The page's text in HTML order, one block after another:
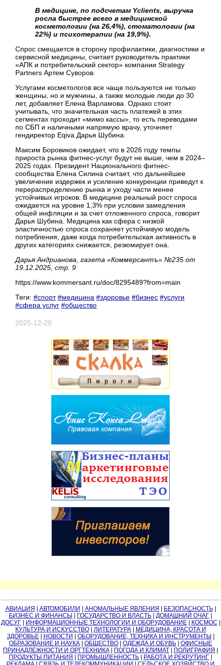
В медицине, по подсчетам Yclients, выручка
росла быстрее всего в медицинской
косметологии (на 26,4%), стоматологии (на
22%) и психотерапии (на 19,9%).
Спрос смещается в сторону профилактики, диагностики и
сервисной медицины, считает руководитель практики
«АПК и потребительский сектор» компании Strategy
Partners Артем Суворов.
Услугами косметологов все чаще пользуются не только
женщины, но и мужчины, а также молодые люди до 30
лет, добавляет Елена Варламова. Однако стоит
учитывать, что значительная часть платежей в этих
сегментах проходит «мимо кассы», то есть переводами
по СБП и наличными напрямую врачу, уточняет
гендиректор Eqiva Дарья Шубина.
Максим Боровиков ожидает, что в 2026 году темпы
прироста рынка фитнес-услуг будут не выше, чем в 2024–
2025 годах. Президент Национального фитнес-
сообщества Елена Силина считает, что дальнейшее
увеличение издержек и усиление конкуренции приведут к
перераспределению рынка и уходу части менее
устойчивых игроков. В медицине реальный рост спроса
ожидается на уровне 1,3% при условии замедления
общей инфляции и за счет отложенного спроса, говорит
Дарья Шубина. Медицина как сфера с низкой
эластичностью спроса сохраняет устойчивую модель
потребления, даже когда потребительская активность в
других категориях снижается, резюмирует она.
Дарья Андрианова, газета «Коммерсантъ» №235 от
19.12.2025, стр. 9
https://www.kommersant.ru/doc/8295489?from=main
Теги: #спорт #медицина #здоровье #бизнес #услуги
#сфера услуг #общество
2025-12-20
АВИАЦИЯ | АВТОМОБИЛИ | АНОМАЛЬНЫЕ ЯВЛЕНИЯ | БЕЗОПАСНОСТЬ|
БИЗНЕС И ФИНАНСЫ | ГОСУДАРСТВО И ВЛАСТЬ | ДОМАШНИЙ ОЧАГ |
ДОСУГ| ИНФОРМАЦИОННЫЕ ТЕХНОЛОГИИ И ОБОРУДОВАНИЕ| КОСМОС |
КУЛЬТУРА И ИСКУССТВО| ЛИТЕРАТУРА| МЕДИЦИНА, КРАСОТА И
ЗДОРОВЬЕ| НОВОСТИ | ОБОРУДОВАНИЕ, ТЕХНИКА И ИНСТРУМЕНТЫ |
ОБРАЗОВАНИЕ И НАУКА | ОБЩЕСТВО | ОДЕЖДА И ОБУВЬ | ОФИСНЫЕ
ПРИНАДЛЕЖНОСТИ И ОРГТЕХНИКА | ПОГОДА И КЛИМАТ | ПОЛИГРАФИЯ |
ПРОДУКТЫ ПИТАНИЯ | ПРОМЫШЛЕННОСТЬ | РАБОТА И РЕКРУТИНГ |